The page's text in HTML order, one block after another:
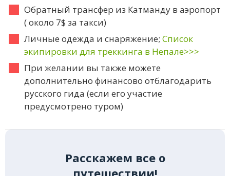
Обратный трансфер из Катманду в аэропорт
( около 7$ за такси)
Личные одежда и снаряжение; Список
экипировки для треккинга в Непале>>>
При желании вы также можете
дополнительно финансово отблагодарить
русского гида (если его участие
предусмотрено туром)
Расскажем все о